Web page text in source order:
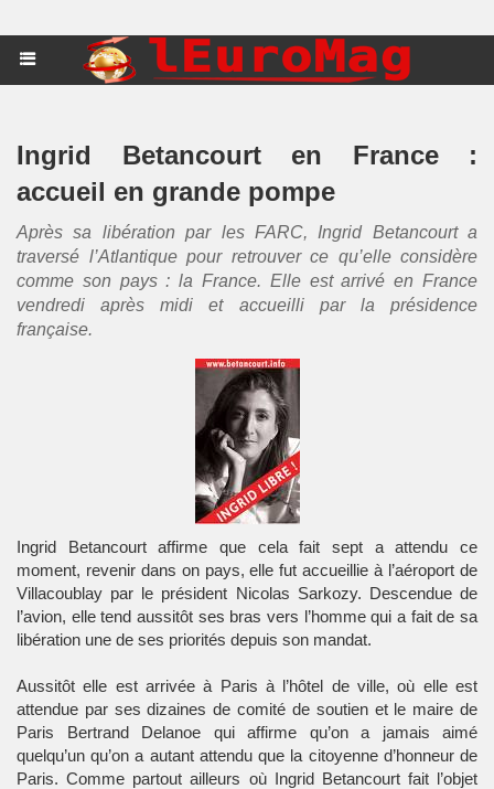
Ingrid Betancourt en France :
accueil en grande pompe
Après sa libération par les FARC, Ingrid Betancourt a
traversé l’Atlantique pour retrouver ce qu’elle considère
comme son pays : la France. Elle est arrivé en France
vendredi après midi et accueilli par la présidence
française.
Ingrid Betancourt affirme que cela fait sept a attendu ce
moment, revenir dans on pays, elle fut accueillie à l’aéroport de
Villacoublay par le président Nicolas Sarkozy. Descendue de
l’avion, elle tend aussitôt ses bras vers l’homme qui a fait de sa
libération une de ses priorités depuis son mandat.
Aussitôt elle est arrivée à Paris à l’hôtel de ville, où elle est
attendue par ses dizaines de comité de soutien et le maire de
Paris Bertrand Delanoe qui affirme qu’on a jamais aimé
quelqu’un qu’on a autant attendu que la citoyenne d’honneur de
Paris. Comme partout ailleurs où Ingrid Betancourt fait l’objet